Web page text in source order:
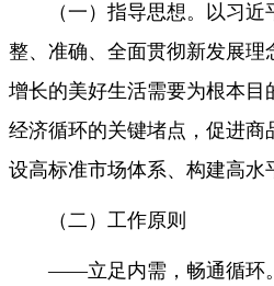
（一）指导思想。以习
整、准确、全面贯彻新发展
增长的美好生活需要为根本
经济循环的关键堵点，促进
设高标准市场体系、构建高水
（二）工作原则
——立足内需，畅通循环